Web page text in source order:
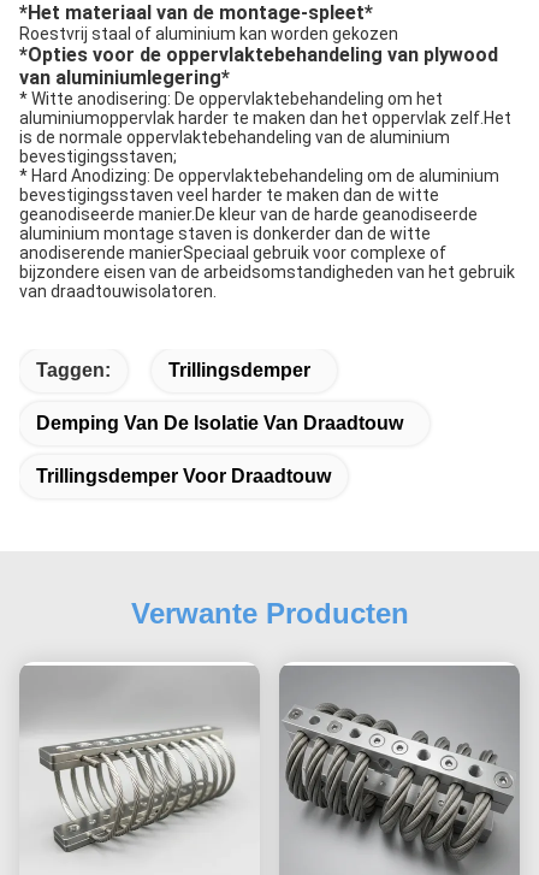
*Het materiaal van de montage-spleet*
Roestvrij staal of aluminium kan worden gekozen
*Opties voor de oppervlaktebehandeling van plywood
van aluminiumlegering*
* Witte anodisering: De oppervlaktebehandeling om het
aluminiumoppervlak harder te maken dan het oppervlak zelf.Het
is de normale oppervlaktebehandeling van de aluminium
bevestigingsstaven;
* Hard Anodizing: De oppervlaktebehandeling om de aluminium
bevestigingsstaven veel harder te maken dan de witte
geanodiseerde manier.De kleur van de harde geanodiseerde
aluminium montage staven is donkerder dan de witte
anodiserende manierSpeciaal gebruik voor complexe of
bijzondere eisen van de arbeidsomstandigheden van het gebruik
van draadtouwisolatoren.
Taggen: Trillingsdemper
Demping Van De Isolatie Van Draadtouw
Trillingsdemper Voor Draadtouw
Verwante Producten